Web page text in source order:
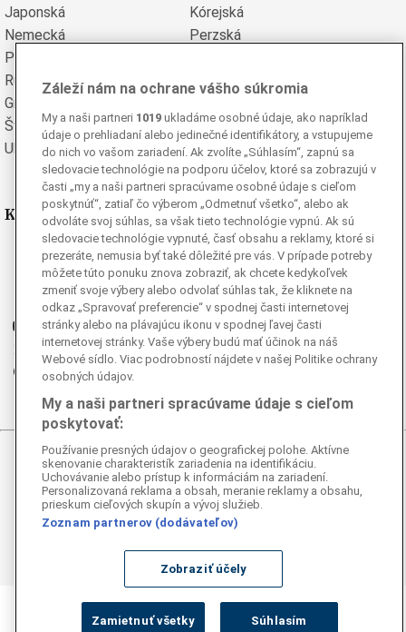
Japonská
Kórejská
Nemecká
Perzská
Poľská
Rumunská
Ruská
Grécka
Švédska
Turecká
Ukrajinská
Vietnamská
Kde nás nájdete
Facebook
Instagram
Ganjing
Youtube
Twitter
Telegram
RSS
© 2026 Epoch Times Slovensko
Všetky práva vyhradené. Publikovanie alebo ďalšie šírenie
správ a fotografií zo zdrojov TASR je bez
autorského zákona.
Záleží nám na ochrane vášho súkromia
My a naši partneri 1019 ukladáme osobné údaje, ako napríklad
údaje o prehliadaní alebo jedinečné identifikátory, a vstupujeme
do nich vo vašom zariadení. Ak zvolíte „Súhlasím“, zapnú sa
sledovacie technológie na podporu účelov, ktoré sa zobrazujú v
časti „my a naši partneri spracúvame osobné údaje s cieľom
poskytnúť“, zatiaľ čo výberom „Odmetnuť všetko“, alebo ak
odvoláte svoj súhlas, sa však tieto technológie vypnú. Ak sú
sledovacie technológie vypnuté, časť obsahu a reklamy, ktoré si
prezeráte, nemusia byť také dôležité pre vás. V prípade potreby
môžete túto ponuku znova zobraziť, ak chcete kedykoľvek
zmeniť svoje výbery alebo odvolať súhlas tak, že kliknete na
odkaz „Spravovať preferencie“ v spodnej časti internetovej
stránky alebo na plávajúcu ikonu v spodnej ľavej časti
internetovej stránky. Vaše výbery budú mať účinok na náš
Webové sídlo. Viac podrobností nájdete v našej Politike ochrany
osobných údajov.
My a naši partneri spracúvame údaje s cieľom
poskytovať:
Používanie presných údajov o geografickej polohe. Aktívne
skenovanie charakteristík zariadenia na identifikáciu.
Uchovávanie alebo prístup k informáciám na zariadení.
Personalizovaná reklama a obsah, meranie reklamy a obsahu,
prieskum cieľových skupín a vývoj služieb.
Zoznam partnerov (dodávateľov)
Zobraziť účely
Zamietnuť všetky Súhlasím